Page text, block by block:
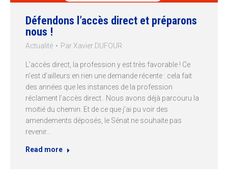
Défendons l’accès direct et préparons
nous !
Actualité Par Xavier DUFOUR
L’accès direct, la profession y est très favorable ! Ce
n’est d’ailleurs en rien une demande récente : cela fait
des années que les instances de la profession
réclament l’accès direct.. Nous avons déjà parcouru la
moitié du chemin. Et de ce que j’ai pu voir des
amendements déposés, le Sénat ne souhaite pas
revenir…
Read more